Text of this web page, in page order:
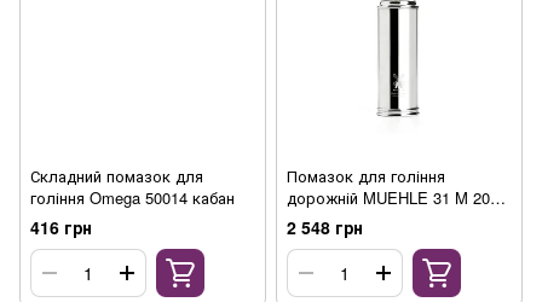
Складний помазок для
гоління Omega 50014 кабан
416 грн
Помазок для гоління
дорожній MUEHLE 31 M 20
TRAVEL
2 548 грн